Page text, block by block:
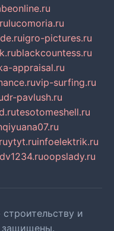
lucomoria.ru
igro-pictures.ru
blackcountess.ru
appraisal.ru
vip-surfing.ru
dr-pavlush.ru
tesotomeshell.ru
ytyt.ruinfoelektrik.ru
oopslady.ru
и
защищены.